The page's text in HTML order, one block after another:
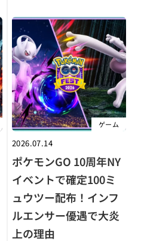
ゲーム
2026.07.14
ポケモンGO 10周年NY
イベントで確定100ミ
ュウツー配布！インフ
ルエンサー優遇で大炎
上の理由